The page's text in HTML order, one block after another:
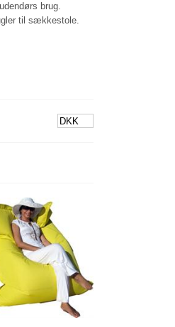
brug.
til sækkestole.